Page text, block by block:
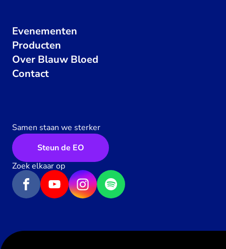
Evenementen
Producten
Over Blauw Bloed
Contact
Samen staan we sterker
Steun de EO
Zoek elkaar op